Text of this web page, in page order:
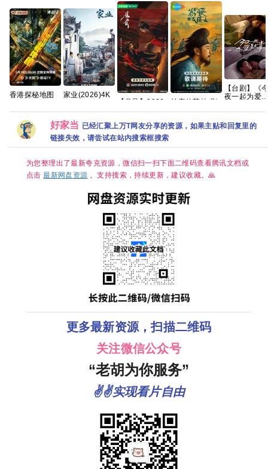
香港探秘地图
4K国粤
家业(2026)4K
效 HiveWeb/简
体中文/夸克百
度网盘/单集
1GB】
【雀骨】2026
年全网更新至
国语中字，艾
米侯明昊领
衔，单集
盘资源分享
长安的荔枝 剧
版【35集全/4K
【雷佳音、岳
【台剧】《
夜一起为爱
【1080P】
【国语中字
【12集全】
好家当 已经汇聚上万T网友分享的资源，如果主贴和回复里的
链接失效，请尝试在站内搜索框搜索
为您整理出了最新夸克资源，微信扫一扫下面二维码查看腾讯文档或
点击最新网盘资源 。支持搜索，持续更新，建议收藏。🙏
更多最新资源，扫描二维码
关注微信公众号
“老胡为你服务”
✌✌实现看片自由